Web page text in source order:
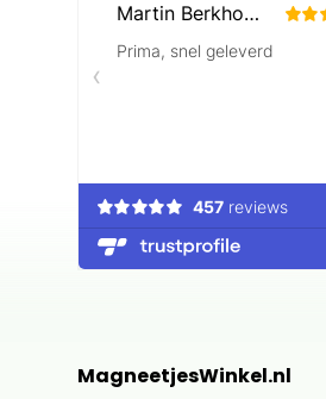
MagneetjesWinkel.nl